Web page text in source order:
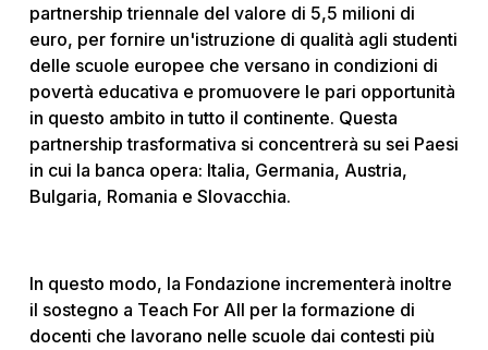
partnership triennale del valore di 5,5 milioni di
euro, per fornire un'istruzione di qualità agli studenti
delle scuole europee che versano in condizioni di
povertà educativa e promuovere le pari opportunità
in questo ambito in tutto il continente. Questa
partnership trasformativa si concentrerà su sei Paesi
in cui la banca opera: Italia, Germania, Austria,
Bulgaria, Romania e Slovacchia.
In questo modo, la Fondazione incrementerà inoltre
il sostegno a Teach For All per la formazione di
docenti che lavorano nelle scuole dai contesti più